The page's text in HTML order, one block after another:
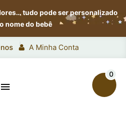
tudo pode ser personalizado
nome do bebê
A Minha Conta

0